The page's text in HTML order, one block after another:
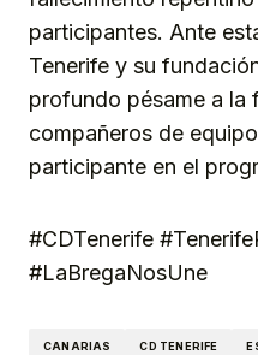
participantes. Ante
Tenerife y su
profundo pésame a la
compañeros de
participante en el
#CDTenerife
#LaBregaNosUne
CANARIAS CD TENERIFE